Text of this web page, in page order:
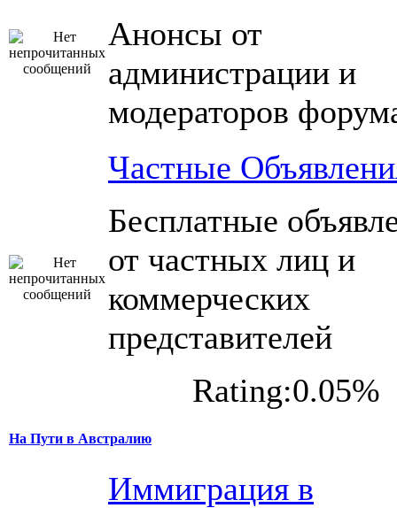
Анонсы от
администрации и
модераторов
Частные
Бесплатные
от частных лиц и
коммерческих
представителей
Rating:0.05%
На Пути в Австралию
Иммиграция в